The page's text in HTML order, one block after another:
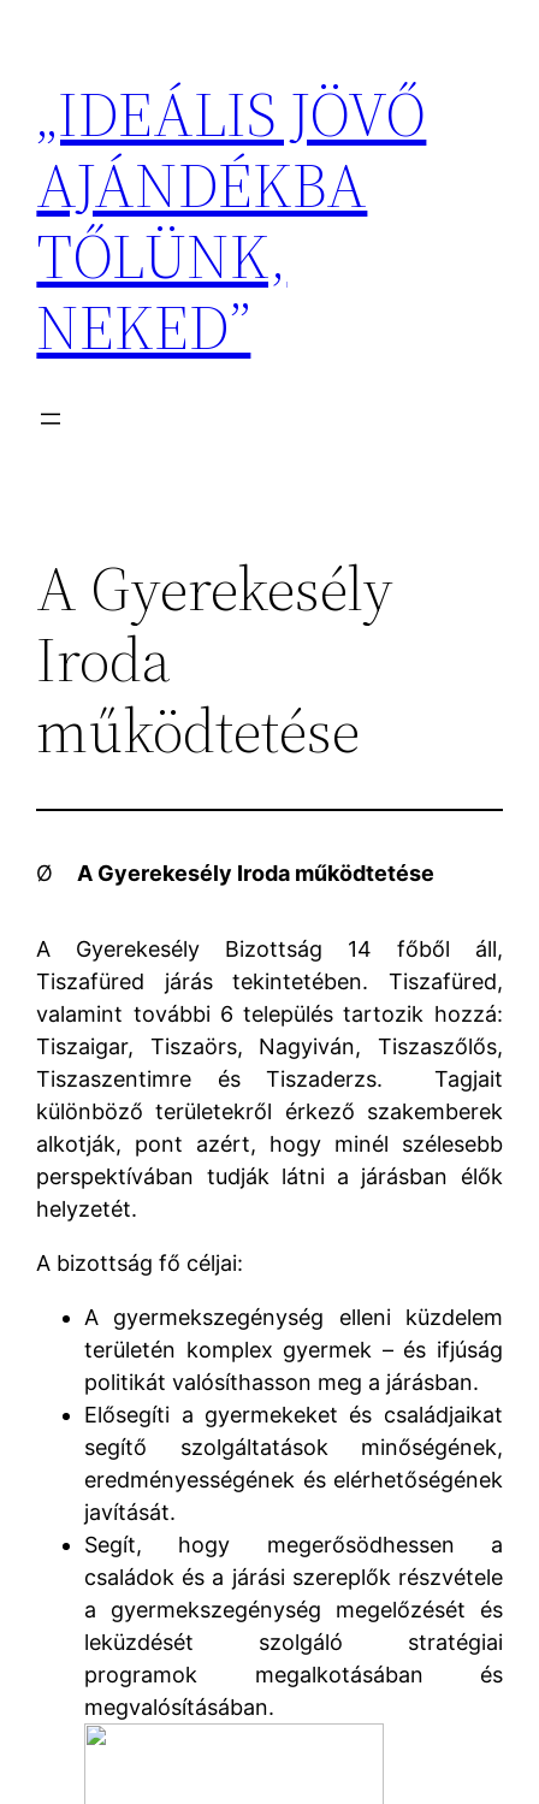
tartalomhoz
„IDEÁLIS JÖVŐ
AJÁNDÉKBA
TŐLÜNK,
NEKED”
A Gyerekesély
Iroda
működtetése
Ø A Gyerekesély Iroda működtetése
A Gyerekesély Bizottság 14 főből áll,
Tiszafüred járás tekintetében. Tiszafüred,
valamint további 6 település tartozik hozzá:
Tiszaigar, Tiszaörs, Nagyiván, Tiszaszőlős,
Tiszaszentimre és Tiszaderzs. Tagjait
különböző területekről érkező szakemberek
alkotják, pont azért, hogy minél szélesebb
perspektívában tudják látni a járásban élők
helyzetét.
A bizottság fő céljai:
A gyermekszegénység elleni küzdelem
területén komplex gyermek – és ifjúság
politikát valósíthasson meg a járásban.
Elősegíti a gyermekeket és családjaikat
segítő szolgáltatások minőségének,
eredményességének és elérhetőségének
javítását.
Segít, hogy megerősödhessen a
családok és a járási szereplők részvétele
a gyermekszegénység megelőzését és
leküzdését szolgáló stratégiai
programok megalkotásában és
megvalósításában.